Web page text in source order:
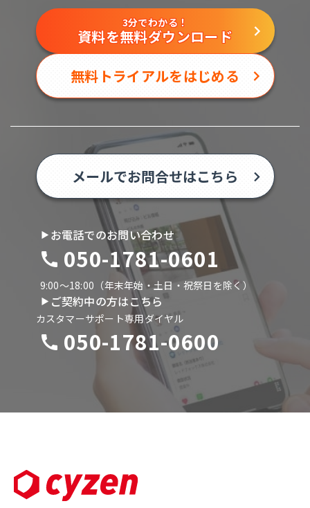
3分でわかる！
資料を無料ダウンロード
無料トライアルをはじめる
メールでお問合せはこちら
お電話でのお問い合わせ
050-1781-0601
9:00〜18:00（年末年始・土日・祝祭日を除く）
ご契約中の方はこちら
カスタマーサポート専用ダイヤル
050-1781-0600